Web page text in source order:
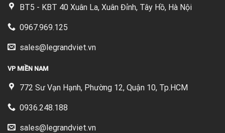
BT5 - KBT 40 Xuân La, Xuân Đỉnh, Tây Hồ, Hà Nội
0967.969.125
sales@legrandviet.vn
VP MIỀN NAM
772 Sư Vạn Hạnh, Phường 12, Quận 10, Tp.HCM
0936.248.188
sales@legrandviet.vn